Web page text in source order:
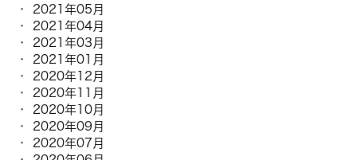
2021年05月
2021年04月
2021年03月
2021年01月
2020年12月
2020年11月
2020年10月
2020年09月
2020年07月